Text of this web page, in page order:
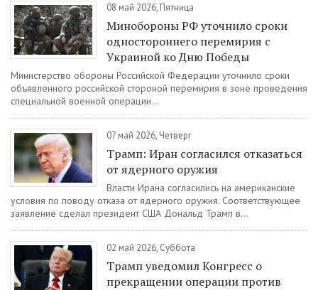
08 май 2026, Пятница
Минобороны РФ уточнило сроки
одностороннего перемирия с
Украиной ко Дню Победы
Министерство обороны Российской Федерации уточнило сроки
объявленного российской стороной перемирия в зоне проведения
специальной военной операции...
07 май 2026, Четверг
Трамп: Иран согласился отказаться
от ядерного оружия
Власти Ирана согласились на американские
условия по поводу отказа от ядерного оружия. Соответствующее
заявление сделал президент США Дональд Трамп в...
02 май 2026, Суббота
Трамп уведомил Конгресс о
прекращении операции против